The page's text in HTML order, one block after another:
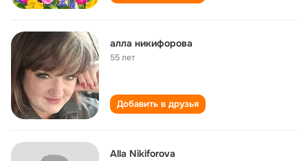
алла никифорова
55 лет
Добавить в друзья
Alla Nikiforova